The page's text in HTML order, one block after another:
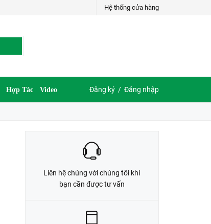
Hệ thống cửa hàng
Hợp Tác Video Đăng ký / Đăng nhập
LIÊN HỆ ĐẶT HÀNG
Liên hệ chúng với chúng tôi khi
bạn cần được tư vấn